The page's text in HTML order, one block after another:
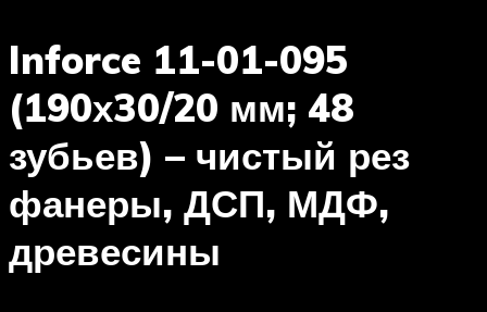
Inforce 11-01-095
(190х30/20 мм; 48
зубьев) – чистый рез
фанеры, ДСП, МДФ,
древесины